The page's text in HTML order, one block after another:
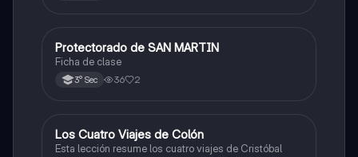
Ciencias Sociales
Protectorado de SAN MARTIN
Ficha de clase
3° Sec 36 2
Ciencias Sociales
Los Cuatro Viajes de Colón
Esta lección resume los cuatro viajes de Cristóbal